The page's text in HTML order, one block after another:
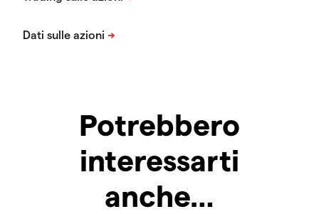
Potrebbero
interessarti
anche…